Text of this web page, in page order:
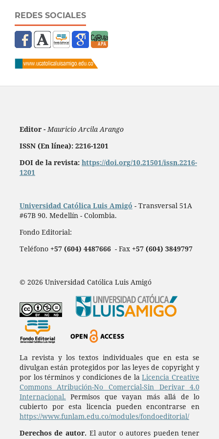
REDES SOCIALES
Editor -Mauricio Arcila Arango
ISSN (En línea): 2216-1201
DOI de la revista: https://doi.org/10.21501/issn.2216-
1201
Universidad Católica Luis Amigó - Transversal 51A
#67B 90. Medellín - Colombia.
Fondo Editorial:
Teléfono +57 (604) 4487666- Fax +57 (604) 3849797
© 2026 Universidad Católica Luis Amigó
La revista y los textos individuales que en esta se
divulgan están protegidos por las leyes de copyright y
por los términos y condiciones de laLicencia Creative
Commons Atribución-No Comercial-Sin Derivar 4.0
Internacional. Permisos que vayan más allá de lo
cubierto por esta licencia pueden encontrarse en
https://www.funlam.edu.co/modules/fondoeditorial/
Derechos de autor. El autor o autores pueden tener